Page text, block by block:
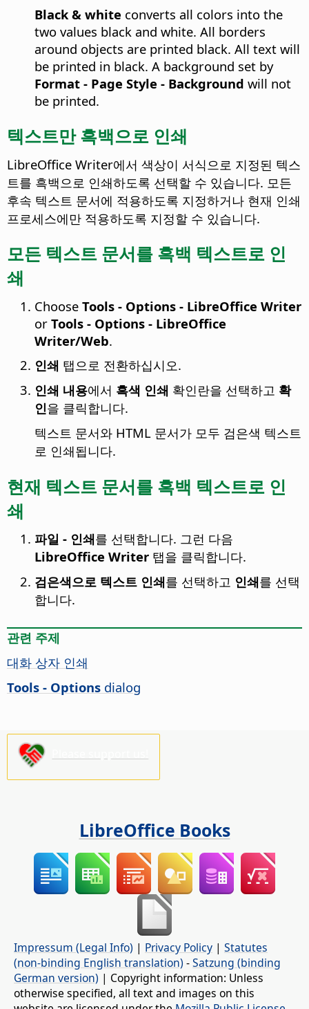
Black & white converts all colors into the
two values black and white. All borders
around objects are printed black. All text will
be printed in black. A background set by
Format - Page Style - Background will not
be printed.
텍스트만 흑백으로 인쇄
LibreOffice Writer에서 색상이 서식으로 지정된 텍스
트를 흑백으로 인쇄하도록 선택할 수 있습니다. 모든
후속 텍스트 문서에 적용하도록 지정하거나 현재 인쇄
프로세스에만 적용하도록 지정할 수 있습니다.
모든 텍스트 문서를 흑백 텍스트로 인
쇄
Choose Tools - Options - LibreOffice Writer
or Tools - Options - LibreOffice
Writer/Web.
인쇄 탭으로 전환하십시오.
인쇄 내용에서 흑색 인쇄 확인란을 선택하고 확
인을 클릭합니다.
텍스트 문서와 HTML 문서가 모두 검은색 텍스트
로 인쇄됩니다.
현재 텍스트 문서를 흑백 텍스트로 인
쇄
파일 - 인쇄를 선택합니다. 그런 다음
LibreOffice Writer 탭을 클릭합니다.
검은색으로 텍스트 인쇄를 선택하고 인쇄를 선택
합니다.
관련 주제
대화 상자 인쇄
Tools - Options dialog
LibreOffice Books
Impressum (Legal Info) | Privacy Policy | Statutes
(non-binding English translation) -Satzung (binding
German version) | Copyright information: Unless
otherwise specified, all text and images on this